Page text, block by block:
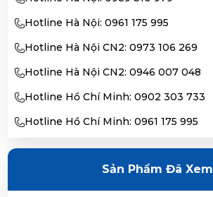
Hotline Hà Nội: 0961 175 995
Hotline Hà Nội CN2: 0973 106 269
Hotline Hà Nội CN2: 0946 007 048
Hotline Hồ Chí Minh: 0902 303 733
Hotline Hồ Chí Minh: 0961 175 995
Sản Phẩm Đã Xem